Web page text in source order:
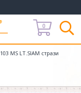
0
103 MS LT.SIAM стрази